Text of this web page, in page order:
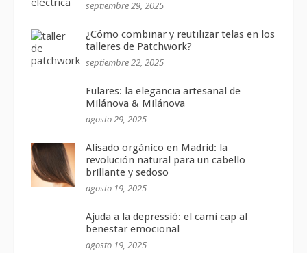
septiembre 29, 2025
¿Cómo combinar y reutilizar telas en los
talleres de Patchwork?
septiembre 22, 2025
Fulares: la elegancia artesanal de
Milánova & Milánova
agosto 29, 2025
Alisado orgánico en Madrid: la
revolución natural para un cabello
brillante y sedoso
agosto 19, 2025
Ajuda a la depressió: el camí cap al
benestar emocional
agosto 19, 2025